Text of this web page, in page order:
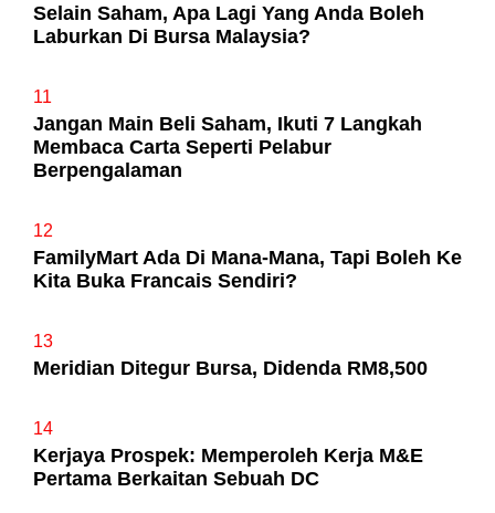
Selain Saham, Apa Lagi Yang Anda Boleh
Laburkan Di Bursa Malaysia?
11
Jangan Main Beli Saham, Ikuti 7 Langkah
Membaca Carta Seperti Pelabur
Berpengalaman
12
FamilyMart Ada Di Mana-Mana, Tapi Boleh Ke
Kita Buka Francais Sendiri?
13
Meridian Ditegur Bursa, Didenda RM8,500
14
Kerjaya Prospek: Memperoleh Kerja M&E
Pertama Berkaitan Sebuah DC